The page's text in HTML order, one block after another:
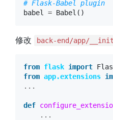
# Flask-Babel plugin
babel
= Babel ()
修改 back-end/app/
from flask import
from app.extensions
...
def
...